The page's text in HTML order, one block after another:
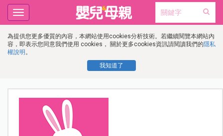
為提供您更多優質的內容，本網站使用cookies分析技術。若繼續閱覽本網站內
容，即表示您同意我們使用 cookies， 關於更多cookies資訊請閱讀我們的隱私
權說明 。
我知道了
Toggle
navigation